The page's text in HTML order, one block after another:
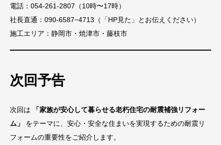
電話：054-261-2807（10時〜17時）
社長直通：090-6587−4713（「HP見た」とお伝えください）
施工エリア：静岡市・焼津市・藤枝市
次回予告
次回は
「家族が安心して暮らせる老朽住宅の耐震補強リフォー
ム」
をテーマに、安心・安全な住まいを実現するための耐震リ
フォームの重要性をご紹介します。